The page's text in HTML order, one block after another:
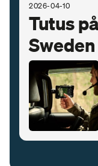
2026-04-10
Tutus